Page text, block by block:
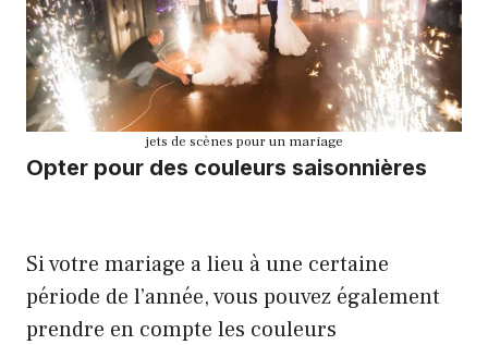
jets de scènes pour un mariage
Opter pour des couleurs saisonnières
Si votre mariage a lieu à une certaine
période de l’année, vous pouvez également
prendre en compte les couleurs